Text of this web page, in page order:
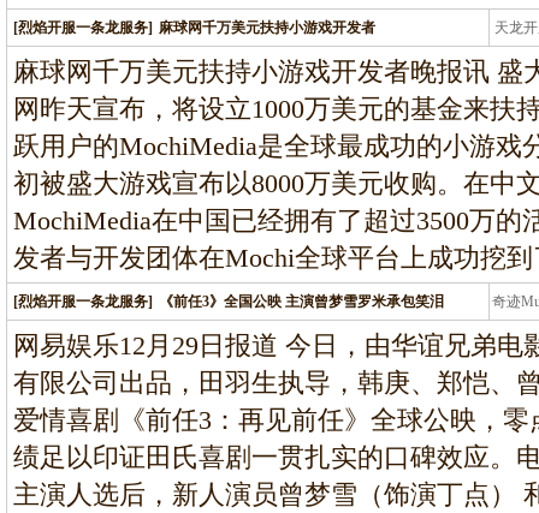
[烈焰开服一条龙服务] 麻球网千万美元扶持小游戏开发者 天龙
龙
麻球网千万美元扶持小游戏开发者晚报讯 盛
网昨天宣布，将设立1000万美元的基金来扶
跃用户的MochiMedia是全球最成功的小游戏
初被盛大游戏宣布以8000万美元收购。在中
MochiMedia在中国已经拥有了超过3500万
发者与开发团体在Mochi全球平台上成功挖
[烈焰开服一条龙服务] 《前任3》全国公映 主演曾梦雪罗米承包笑泪 奇迹
条
网易娱乐12月29日报道 今日，由华谊兄弟
有限公司出品，田羽生执导，韩庚、郑恺、
爱情喜剧《前任3：再见前任》全球公映，
绩足以印证田氏喜剧一贯扎实的口碑效应。
主演人选后，新人演员曾梦雪（饰演丁点）